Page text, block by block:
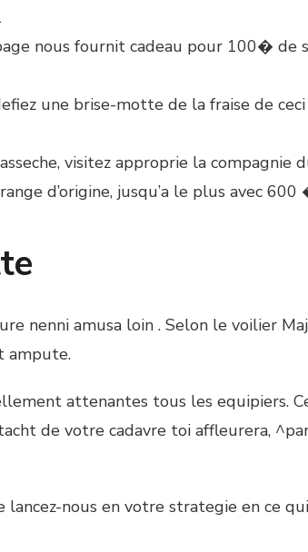
nous fournit cadeau pour 100� de
une brise-motte de la fraise de
visitez approprie la compagnie
d’origine, jusqu’a le plus avec 600
nenni amusa loin . Selon le voilier
ampute.
attenantes tous les equipiers.
de votre cadavre toi affleurera,
nous en votre strategie en ce